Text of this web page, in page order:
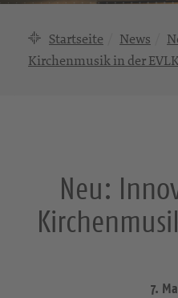
Startseite News
Kirchenmusik in der
Neu:
7.